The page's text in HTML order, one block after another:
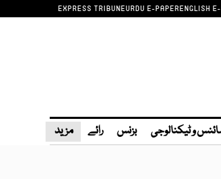
EXPRESS TRIBUNEURDU E-PAPERENGLISH
و ٹیکنالوجی بزنس رائے مزید